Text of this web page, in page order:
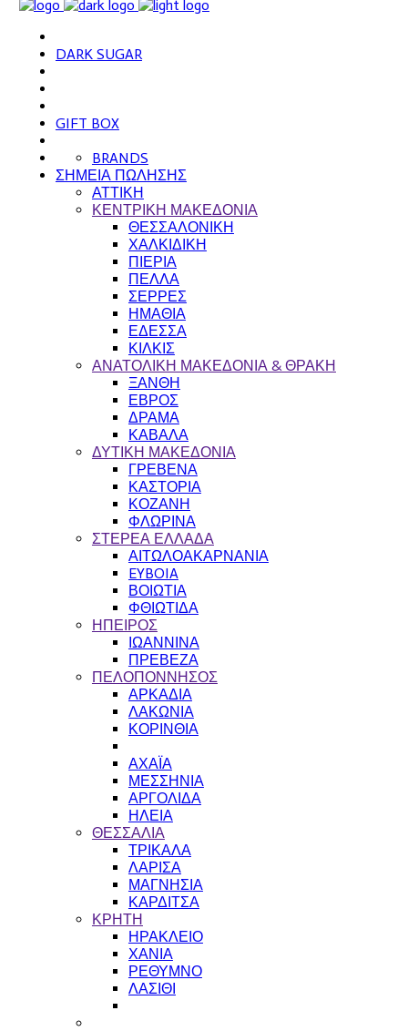
DARK SUGAR
GIFT BOX
BRANDS
ΣΗΜΕΙΑ ΠΩΛΗΣΗΣ
ΑΤΤΙΚΗ
ΚΕΝΤΡΙΚΗ ΜΑΚΕΔΟΝΙΑ
ΘΕΣΣΑΛΟΝΙΚΗ
ΧΑΛΚΙΔΙΚΗ
ΠΙΕΡΙΑ
ΠΕΛΛΑ
ΣΕΡΡΕΣ
ΗΜΑΘΙΑ
ΕΔΕΣΣΑ
ΚΙΛΚΙΣ
ΑΝΑΤΟΛΙΚΗ ΜΑΚΕΔΟΝΙΑ & ΘΡΑΚΗ
ΞΑΝΘΗ
ΕΒΡΟΣ
ΔΡΑΜΑ
ΚΑΒΑΛΑ
ΔΥΤΙΚΗ ΜΑΚΕΔΟΝΙΑ
ΓΡΕΒΕΝΑ
ΚΑΣΤΟΡΙΑ
ΚΟΖΑΝΗ
ΦΛΩΡΙΝΑ
ΣΤΕΡΕΑ ΕΛΛΑΔΑ
ΑΙΤΩΛΟΑΚΑΡΝΑΝΙΑ
EYBOIA
ΒΟΙΩΤΙΑ
ΦΘΙΩΤΙΔΑ
ΗΠΕΙΡΟΣ
ΙΩΑΝΝΙΝΑ
ΠΡΕΒΕΖΑ
ΠΕΛΟΠΟΝΝΗΣΟΣ
ΑΡΚΑΔΙΑ
ΛΑΚΩΝΙΑ
ΚΟΡΙΝΘΙΑ
ΑΧΑΪΑ
ΜΕΣΣΗΝΙΑ
ΑΡΓΟΛΙΔΑ
ΗΛΕΙΑ
ΘΕΣΣΑΛΙΑ
ΤΡΙΚΑΛΑ
ΛΑΡΙΣΑ
ΜΑΓΝΗΣΙΑ
ΚΑΡΔΙΤΣΑ
ΚΡΗΤΗ
ΗΡΑΚΛΕΙΟ
ΧΑΝΙΑ
ΡΕΘΥΜΝΟ
ΛΑΣΙΘΙ